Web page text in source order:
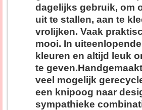
dagelijks gebruik, om
uit te stallen, aan te
vrolijken. Vaak
mooi. In
kleuren en altijd leuk
te
veel mogelijk
een knipoog naar
sympathieke